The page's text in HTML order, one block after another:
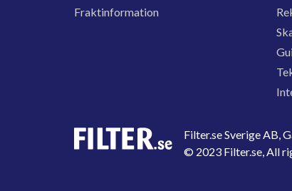
Fraktinformation
Filter.se Sverige AB,
© 2023 Filter.se, All